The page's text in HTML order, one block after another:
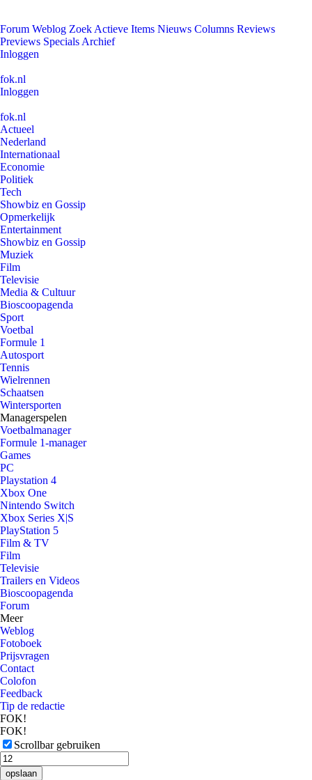
Forum Weblog Zoek Actieve Items Nieuws Columns Reviews
Previews Specials Archief
Inloggen
fok.nl
Inloggen
fok.nl
Actueel
Nederland
Internationaal
Economie
Politiek
Tech
Showbiz en Gossip
Opmerkelijk
Entertainment
Showbiz en Gossip
Muziek
Film
Televisie
Media & Cultuur
Bioscoopagenda
Sport
Voetbal
Formule 1
Autosport
Tennis
Wielrennen
Schaatsen
Wintersporten
Managerspelen
Voetbalmanager
Formule 1-manager
Games
PC
Playstation 4
Xbox One
Nintendo Switch
Xbox Series X|S
PlayStation 5
Film & TV
Film
Televisie
Trailers en Videos
Bioscoopagenda
Forum
Meer
Weblog
Fotoboek
Prijsvragen
Contact
Colofon
Feedback
Tip de redactie
FOK!
FOK!
Scrollbar gebruiken
opslaan